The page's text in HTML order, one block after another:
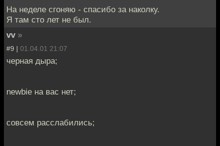
На неделе сгоняю - спасибо за наколку.
Я там сто лет не был.
vv »
#9 | 01.04.01 21:07
черная дыра;
newbie на вас нет;
совсем расслабились;